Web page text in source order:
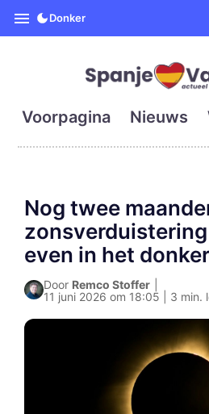
SpanjeVandaag
Donker
Voorpagina Nieuws
Nog twee
even in het
Door Remco Stoffer
11 juni 2026 om 18:05 | 3 min.